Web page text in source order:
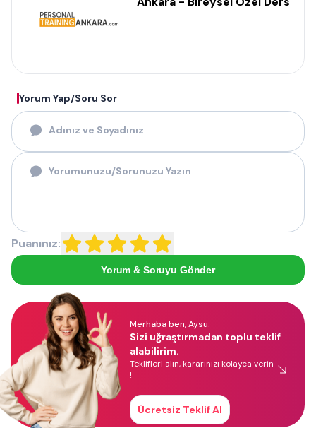
Yorum Yap/Soru Sor
Puanınız:
Yorum & Soruyu Gönder
Merhaba ben, Aysu.
Sizi uğraştırmadan toplu teklif
alabilirim.
Teklifleri alın, kararınızı kolayca verin
!
Ücretsiz Teklif Al